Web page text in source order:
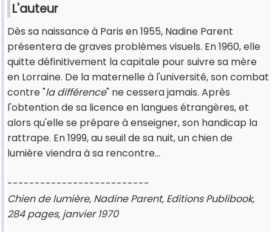
L'auteur
Dès sa naissance à Paris en 1955, Nadine Parent
présentera de graves problèmes visuels. En 1960, elle
quitte définitivement la capitale pour suivre sa mère
en Lorraine. De la maternelle à l'université, son combat
contre "la différence" ne cessera jamais. Après
l'obtention de sa licence en langues étrangères, et
alors qu'elle se prépare à enseigner, son handicap la
rattrape. En 1999, au seuil de sa nuit, un chien de
lumière viendra à sa rencontre...
--------------------------
Chien de lumière, Nadine Parent, Editions Publibook,
284 pages, janvier 1970